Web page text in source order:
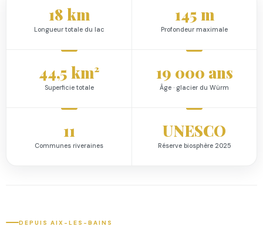
18 km
Longueur totale du lac
145 m
Profondeur maximale
44,5 km²
Superficie totale
19 000 ans
Âge · glacier du Würm
11
Communes riveraines
UNESCO
Réserve biosphère 2025
DEPUIS AIX-LES-BAINS